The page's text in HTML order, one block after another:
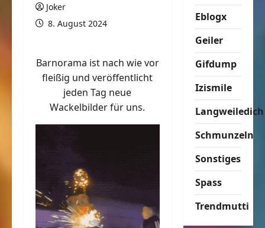
Joker
8. August 2024
Barnorama ist nach wie vor
fleißig und veröffentlicht
jeden Tag neue
Wackelbilder für uns.
Eblogx
Geiler
Gifdump
Izismile
Langweiledich
Schmunzeln
Sonstiges
Spass
Trendmutti